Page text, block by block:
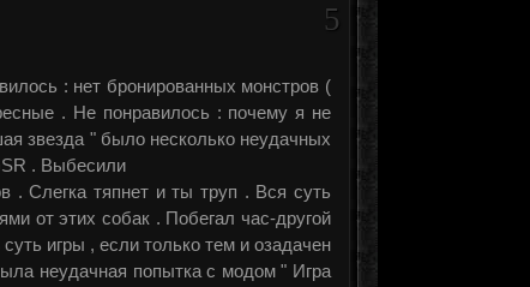
5
: нет бронированных монстров (
. Не понравилось : почему я не
звезда " было несколько неудачных
. Выбесили
. Слегка тяпнет и ты труп . Вся суть
от этих собак . Побегал час-другой
игры , если только тем и озадачен
неудачная попытка с модом " Игра